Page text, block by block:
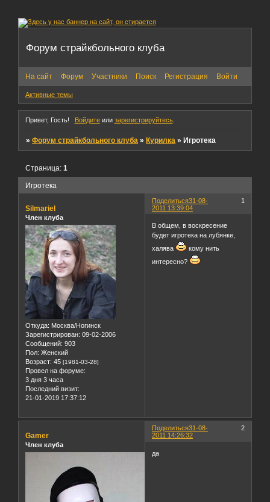
Форум страйкбольного клуба
На сайт Форум Участники Поиск Регистрация Войти
Активные темы
Привет, Гость! Войдитеили зарегистрируйтесь.
»Форум страйкбольного клуба »Курилка »Игротека
Игротека
Страница:1
Поделиться 1
31-08-
2011 13:39:04
Silmariel
Член клуба
Откуда: Москва/Ногинск
Зарегистрирован: 09-02-2006
Сообщений: 903
Пол: Женский
Возраст: 45 [1981-03-28]
Провел на форуме:
3 дня 3 часа
Последний визит:
21-01-2019 17:37:12
В общем, в воскресение
будет игротека на лубянке,
халява
кому нить
интересно?
Поделиться 2
31-08-
2011 14:26:32
Gamer
Член клуба
да